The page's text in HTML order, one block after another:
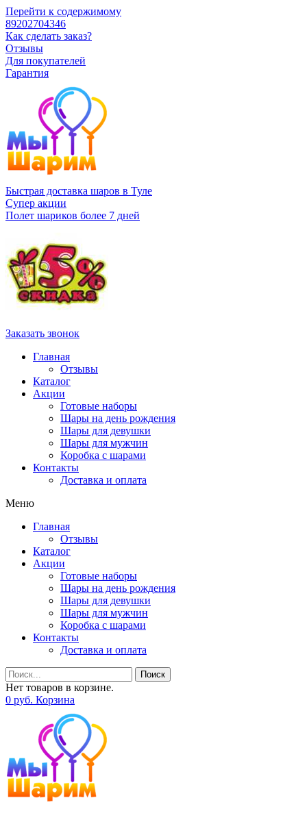
Перейти к содержимому
89202704346
Как сделать заказ?
Отзывы
Для покупателей
Гарантия
Быстрая доставка шаров в Туле
Супер акции
Полет шариков более 7 дней
Заказать звонок
Главная
Отзывы
Каталог
Акции
Готовые наборы
Шары на день рождения
Шары для девушки
Шары для мужчин
Коробка с шарами
Контакты
Доставка и оплата
Меню
Главная
Отзывы
Каталог
Акции
Готовые наборы
Шары на день рождения
Шары для девушки
Шары для мужчин
Коробка с шарами
Контакты
Доставка и оплата
Поиск
Нет товаров в корзине.
0 руб. Корзина